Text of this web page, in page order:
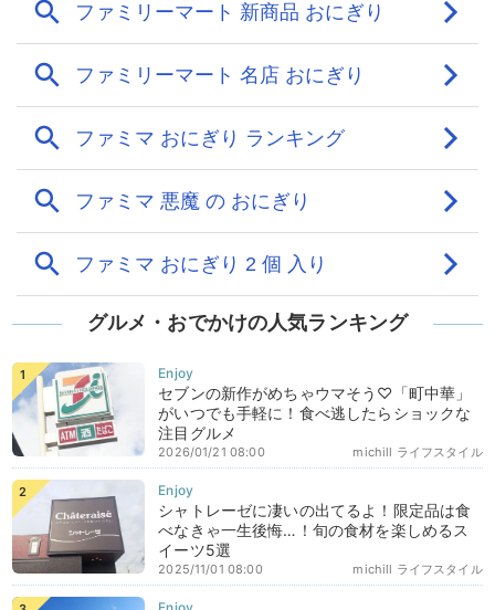
グルメ・おでかけの人気ランキング
セブンの新作がめちゃウマそう♡「町中華」
がいつでも手軽に！食べ逃したらショックな
注目グルメ
michill ライフスタイル
2026/01/21 08:00
シャトレーゼに凄いの出てるよ！限定品は食
べなきゃ一生後悔…！旬の食材を楽しめるス
イーツ5選
michill ライフスタイル
2025/11/01 08:00